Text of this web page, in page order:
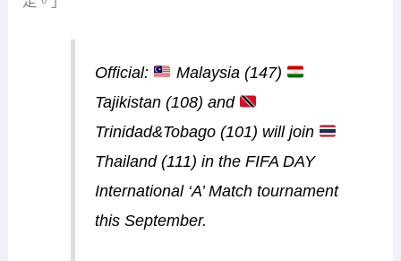
Official:
Malaysia (147)
Tajikistan (108) and
Trinidad&Tobago (101) will join
Thailand (111) in the FIFA DAY
International ‘A’ Match tournament
this September.